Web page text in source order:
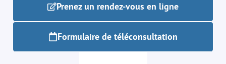
Prenez un rendez-vous en ligne
Formulaire de téléconsultation